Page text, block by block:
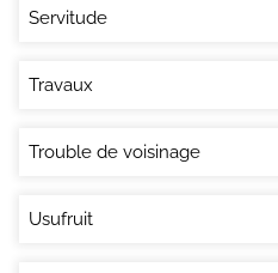
Servitude
Travaux
Trouble de voisinage
Usufruit